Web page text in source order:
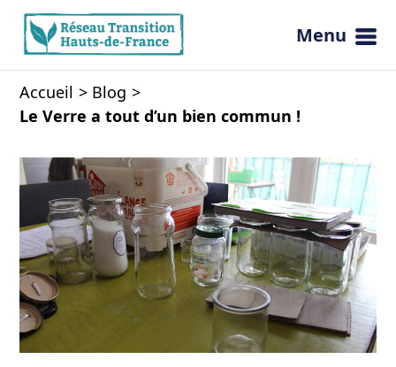
Ouvrir
Menu
Accueil
Blog
Le Verre a tout d’un bien commun !